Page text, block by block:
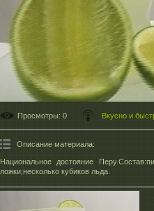
Просмотры: 0 Вкусно и
Описание материала:
Национальное достояние
ложки;несколько кубиков льда.